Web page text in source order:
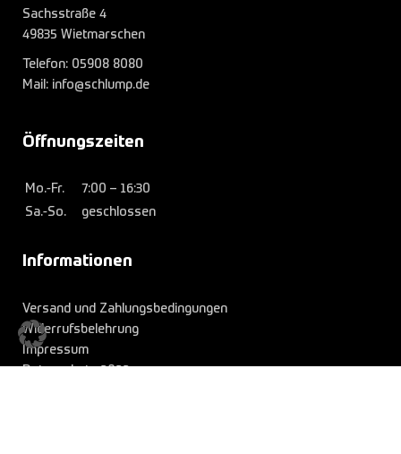
Sachsstraße 4
49835 Wietmarschen
Telefon: 05908 8080
Mail: info@schlump.de
Öffnungszeiten
Mo.-Fr.
7:00 – 16:30
Sa.-So.
geschlossen
Informationen
Versand und Zahlungsbedingungen
Widerrufsbelehrung
Impressum